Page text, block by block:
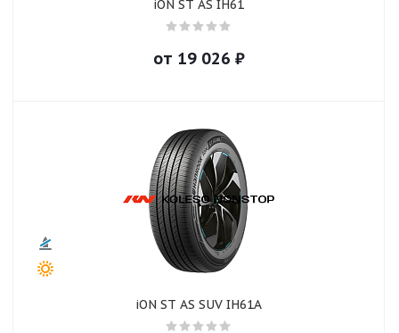
iON ST AS IH61
от 19 026 ₽
iON ST AS SUV IH61A